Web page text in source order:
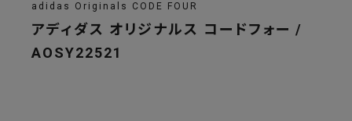
adidas Originals CODE FOUR
アディダス オリジナルス コードフォー /
AOSY22521